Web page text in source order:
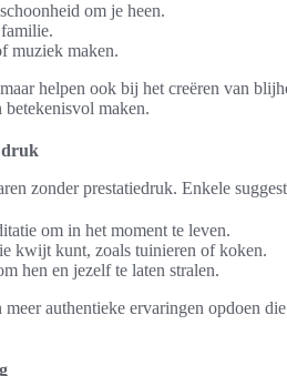
om je heen.
muziek maken.
helpen ook bij het creëren van
maken.
druk
zonder prestatiedruk. Enkele
om in het moment te leven.
kwijt kunt, zoals tuinieren of koken.
hen en jezelf te laten stralen.
authentieke ervaringen opdoen